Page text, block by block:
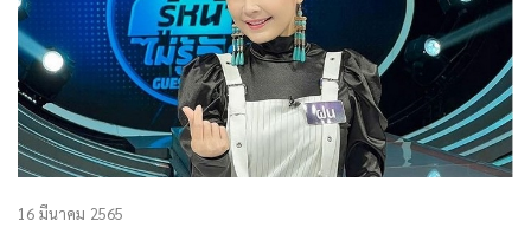
16 มีนาคม 2565